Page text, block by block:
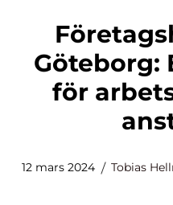
Företagshälsovård i
Göteborg:
för
12 mars 2024 Tobias